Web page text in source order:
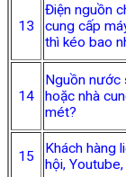
13
Điện nguồn
cung cấp
thì kéo bao
14
Nguồn nước
hoặc nhà
mét?
15
Khách hàng
hội,